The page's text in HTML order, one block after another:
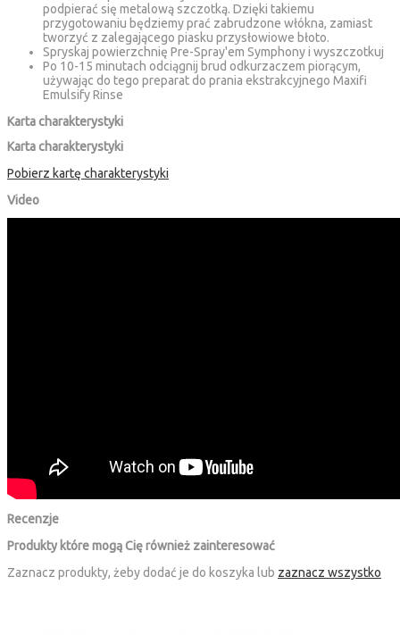
podpierać się metalową szczotką. Dzięki takiemu
przygotowaniu będziemy prać zabrudzone włókna, zamiast
tworzyć z zalegającego piasku przysłowiowe błoto.
Spryskaj powierzchnię Pre-Spray'em Symphony i wyszczotkuj
Po 10-15 minutach odciągnij brud odkurzaczem piorącym,
używając do tego preparat do prania ekstrakcyjnego Maxifi
Emulsify Rinse
Karta charakterystyki
Karta charakterystyki
Pobierz kartę charakterystyki
Video
Recenzje
Produkty które mogą Cię również zainteresować
Zaznacz produkty, żeby dodać je do koszyka lub zaznacz wszystko